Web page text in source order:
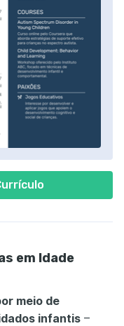
em Idade
meio de
infantis –